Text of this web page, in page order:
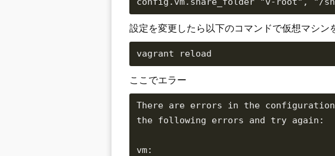
設定を変更したら以下のコマンドで仮想マシ
ここでエラー
There are errors in the
the following errors and try again:
vm: